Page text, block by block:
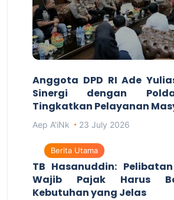
Anggota DPD RI Ade
Sinergi dengan
Tingkatkan Pelayanan
Aep A'iNk 23 July 2026
Berita Utama
TB Hasanuddin:
Wajib Pajak Harus
Kebutuhan yang Jelas